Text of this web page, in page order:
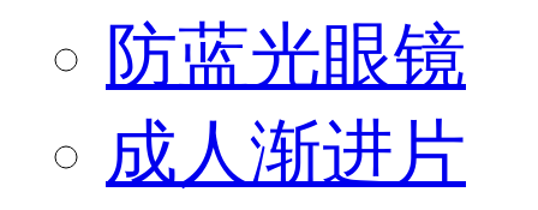
防蓝光眼镜
成人渐进片